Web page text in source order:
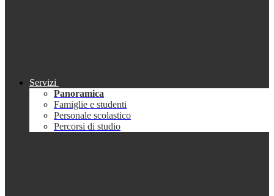
Servizi
Panoramica
Famiglie e studenti
Personale scolastico
Percorsi di studio